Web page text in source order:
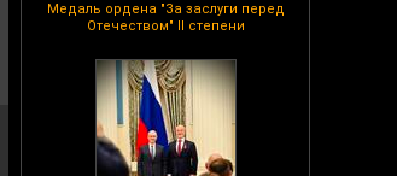
Медаль ордена "За заслуги перед
Отечеством" II степени